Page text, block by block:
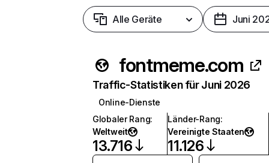
Alle Geräte Juni
fontmeme.com
Traffic-Statistiken für Juni 2026
Online-Dienste
Globaler Rang:
Weltweit
13.716
Länder-Rang:
Vereinigte Staaten
11.126